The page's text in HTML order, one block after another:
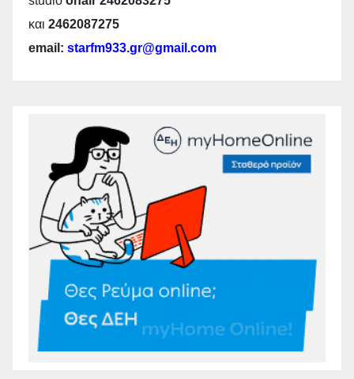
και 2462087275
email: starfm933.gr@gmail.com